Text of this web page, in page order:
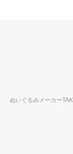
ぬいぐるみメーカー